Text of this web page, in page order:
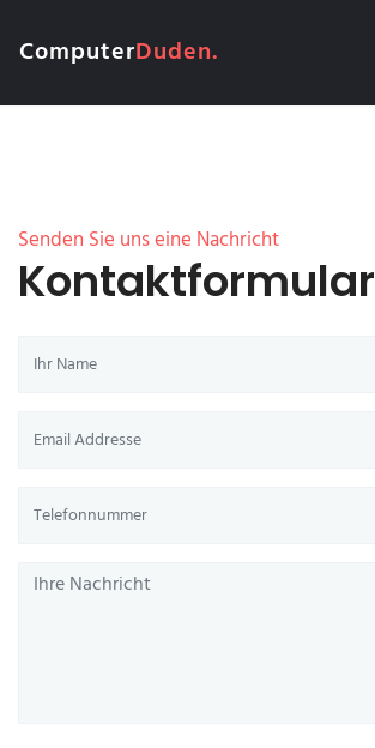
ComputerDuden.
Senden Sie uns eine Nachricht
Kontaktformular